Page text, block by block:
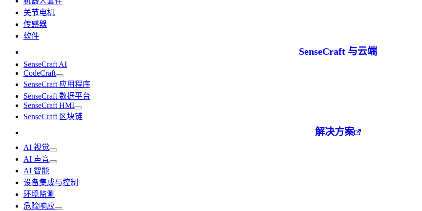
关节电机
传感器
软件
SenseCraft 与云端
SenseCraft AI
CodeCraft
SenseCraft 应用程序
SenseCraft 数据平台
SenseCraft HMI
SenseCraft 区块链
解决方案
AI 视觉
AI 声音
AI 智能
设备集成与控制
环境监测
危险响应